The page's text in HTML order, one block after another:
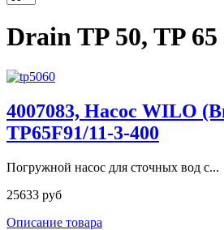
Drain TP 50, TP 65
4007083, Насос WILO
TP65F91/11-3-400
Погружной насос для сточных вод с...
25633 руб
Описание товара